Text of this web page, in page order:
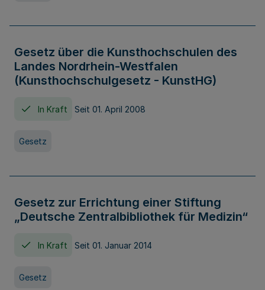
Gesetz über die Kunsthochschulen des
Landes Nordrhein-Westfalen
(Kunsthochschulgesetz - KunstHG)
In Kraft Seit 01. April 2008
Gesetz
Gesetz zur Errichtung einer Stiftung
„Deutsche Zentralbibliothek für Medizin“
In Kraft Seit 01. Januar 2014
Gesetz